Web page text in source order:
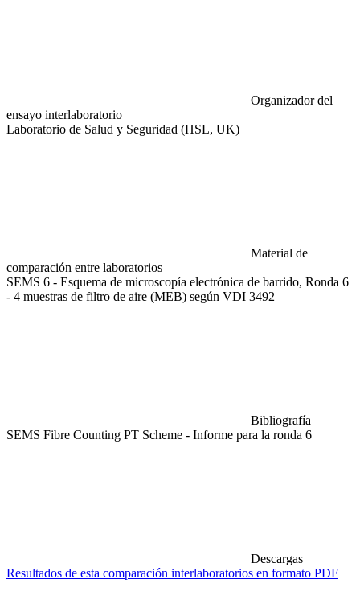
Organizador del
ensayo interlaboratorio
Laboratorio de Salud y Seguridad (HSL, UK)
Material de
comparación entre laboratorios
SEMS 6 - Esquema de microscopía electrónica de barrido, Ronda 6
- 4 muestras de filtro de aire (MEB) según VDI 3492
Bibliografía
SEMS Fibre Counting PT Scheme - Informe para la ronda 6
Descargas
Resultados de esta comparación interlaboratorios en formato PDF